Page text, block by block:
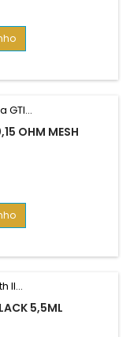
OHM MESH
5,5ML